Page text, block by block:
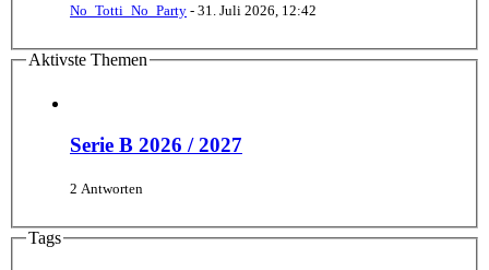
No_Totti_No_Party - 31. Juli 2026, 12:42
Aktivste Themen
Serie B 2026 / 2027
2 Antworten
Tags